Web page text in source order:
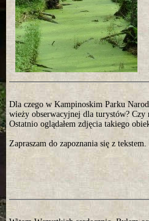
Dla czego w Kampinoskim Parku
wieży obserwacyjnej dla turystów? Czy
Ostatnio oglądałem zdjęcia takiego
Zapraszam do zapoznania się z tekstem.